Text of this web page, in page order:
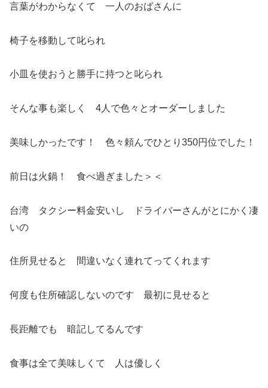
言葉がわからなくて 一人のおばさんに
椅子を移動して叱られ
小皿を使おうと勝手に持つと叱られ
そんな事も楽しく 4人で色々とオーダーしました
美味しかったです！ 色々頼んでひとり350円位でした！
前日は火鍋！ 食べ過ぎました＞＜
台湾 タクシー料金安いし ドライバーさんがとにかく凄
いの
住所見せると 間違いなく連れてってくれます
何度も住所確認しないのです 最初に見せると
長距離でも 暗記してるんです
食事は全て美味しくて 人は優しく